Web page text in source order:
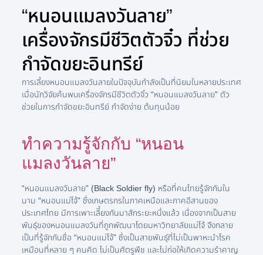
“หนอนแมลงวันลาย”
เครื่องจักรมีชีวิตตัวจิ๋ว ที่ช่วย
กำจัดขยะอินทรีย์
การเลี้ยงหนอนแมลงวันลายในปัจจุบันกำลังเป็นที่นิยมในหลายประเทศ
เมื่อนักวิจัยค้นพบเครื่องจักรมีชีวิตตัวจิ๋ว “หนอนแมลงวันลาย” ตัว
ช่วยในการกำจัดขยะอินทรีย์ กำจัดง่าย ต้นทุนน้อย
ทำความรู้จักกับ “หนอน
แมลงวันลาย”
“หนอนแมลงวันลาย” (Black Soldier fly) หรือที่คนไทยรู้จักกันใน
นาม “หนอนแม่โจ้” ซึ่งเกษตรกรในภาคเหนือและภาคอีสานของ
ประเทศไทย มีการเพาะเลีี้ยงกันมาสักระยะหนึ่งแล้ว เนื่องจากเป็นสาย
พันธุ์ของหนอนแมลงวันที่ถูกพัฒนาโดยมหาวิทยาลัยแม่โจ้ จึงกลาย
เป็นที่รู้จักกันชื่อ “หนอนแม่โจ้” ซึ่งเป็นสายพันธุ์ที่ไม่เป็นพาหะนำโรค
เหมือนที่หลาย ๆ คนคิด ไม่เป็นศัตรูพืช และไม่ก่อให้เกิดความรำคาญ